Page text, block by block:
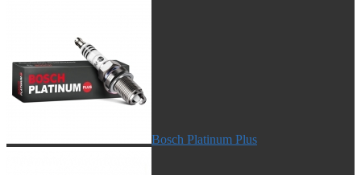
Bosch Platinum Plus